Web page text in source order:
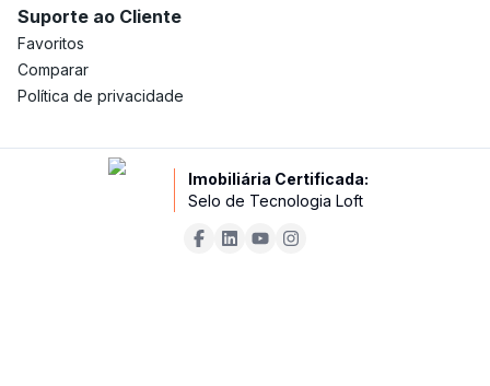
Suporte ao Cliente
Favoritos
Comparar
Política de privacidade
Imobiliária Certificada:
Selo de Tecnologia Loft